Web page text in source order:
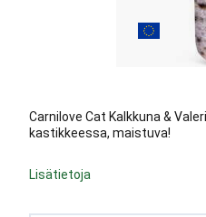
Carnilove Cat Kalkkuna &
kastikkeessa, maistuva!
Lisätietoja